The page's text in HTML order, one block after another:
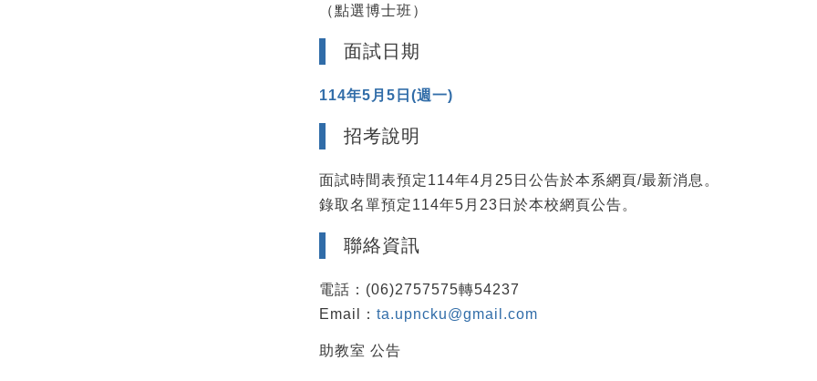
（點選博士班）
面試日期
114年5月5日(週一)
招考說明
面試時間表預定114年4月25日公告於本系網頁/最新消息。
錄取名單預定114年5月23日於本校網頁公告。
聯絡資訊
電話：(06)2757575轉54237
Email： ta.upncku@gmail.com
助教室 公告